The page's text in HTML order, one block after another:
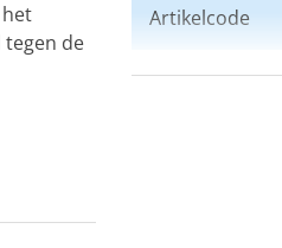
de
Artikelcode
Kleur